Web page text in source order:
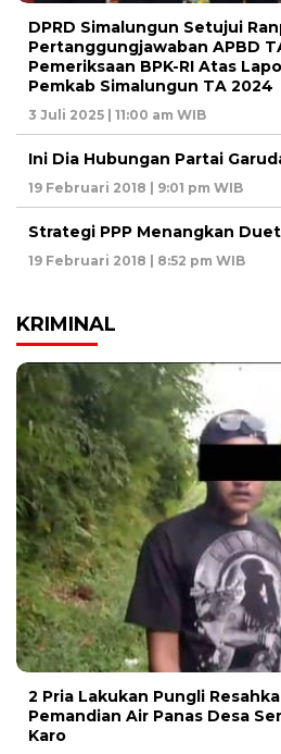
DPRD Simalungun Setujui
Pertanggungjawaban APBD
Pemeriksaan BPK-RI Atas
Pemkab Simalungun TA 2024
3 Juli 2025 | 11:00 am WIB
Ini Dia Hubungan Partai
19 Februari 2018 | 9:01 pm WIB
Strategi PPP Menangkan
19 Februari 2018 | 8:52 pm WIB
KRIMINAL
2 Pria Lakukan Pungli
Pemandian Air Panas Desa
Karo